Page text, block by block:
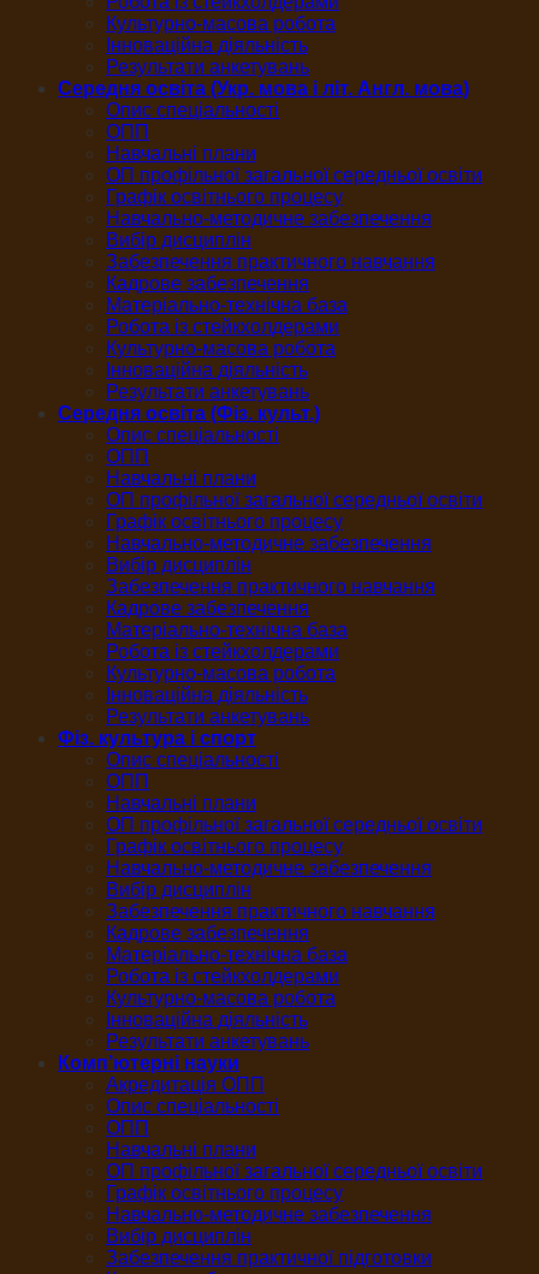
Культурно-масова робота
Інноваційна діяльність
Результати анкетувань
Середня освіта (Укр. мова і літ. Англ. мова)
Опис спеціальності
ОПП
Навчальні плани
ОП профільної загальної середньої освіти
Графік освітнього процесу
Навчально-методичне забезпечення
Вибір дисциплін
Забезпечення практичного навчання
Кадрове забезпечення
Матеріально-технічна база
Робота із стейкхолдерами
Культурно-масова робота
Інноваційна діяльність
Результати анкетувань
Середня освіта (Фіз. культ.)
Опис спеціальності
ОПП
Навчальні плани
ОП профільної загальної середньої освіти
Графік освітнього процесу
Навчально-методичне забезпечення
Вибір дисциплін
Забезпечення практичного навчання
Кадрове забезпечення
Матеріально-технічна база
Робота із стейкхолдерами
Культурно-масова робота
Інноваційна діяльність
Результати анкетувань
Фіз. культура і спорт
Опис спеціальності
ОПП
Навчальні плани
ОП профільної загальної середньої освіти
Графік освітнього процесу
Навчально-методичне забезпечення
Вибір дисциплін
Забезпечення практичного навчання
Кадрове забезпечення
Матеріально-технічна база
Робота із стейкхолдерами
Культурно-масова робота
Інноваційна діяльність
Результати анкетувань
Комп’ютерні науки
Акредитація ОПП
Опис спеціальності
ОПП
Навчальні плани
ОП профільної загальної середньої освіти
Графік освітнього процесу
Навчально-методичне забезпечення
Вибір дисциплін
Забезпечення практичної підготовки